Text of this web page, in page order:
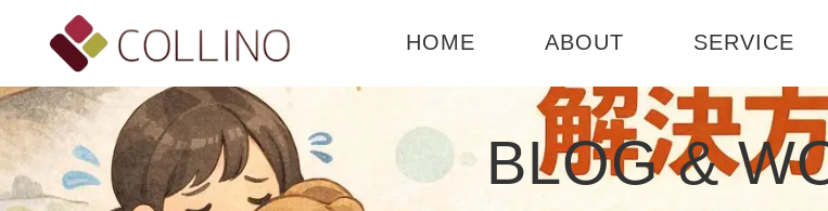
HOME ABOUT
ABOUT US
社会活動
SERVICE
選べる3つのコ
インテリアセミ
BLOG &